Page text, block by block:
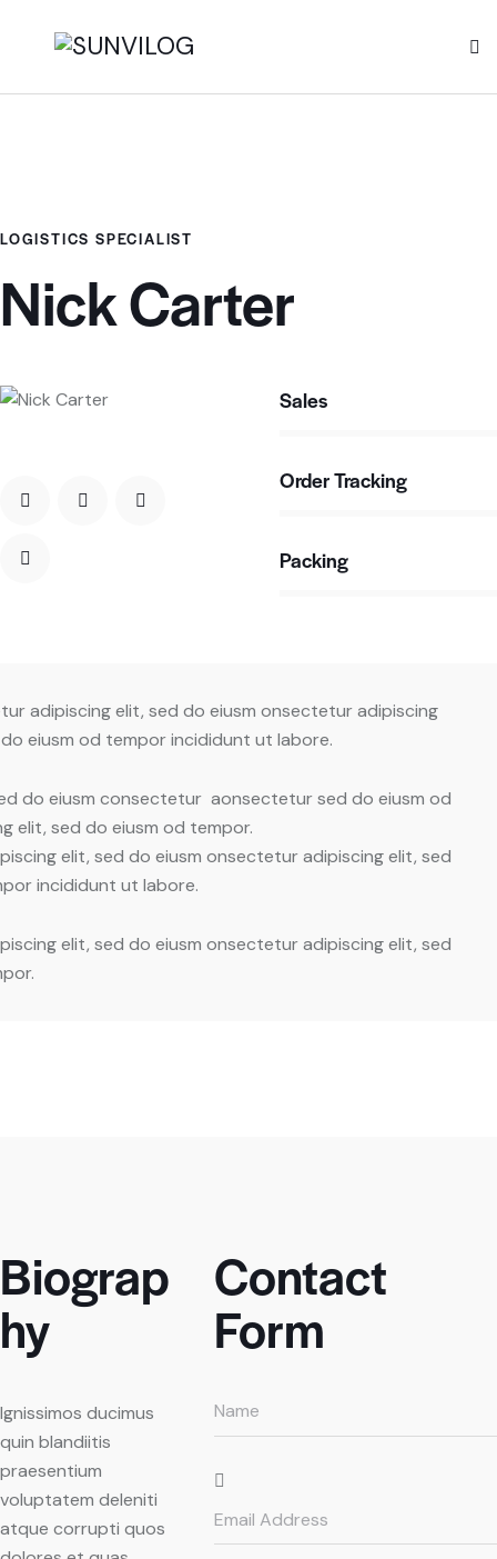
LOGISTICS SPECIALIST
Nick Carter
Sales
80%
Order Tracking
90%
Packing
adipiscing elit, sed do eiusm onsectetur adipiscing
eiusm od tempor incididunt ut labore.
do eiusm consectetur aonsectetur sed do eiusm od
elit, sed do eiusm od tempor.
elit, sed do eiusm onsectetur adipiscing elit, sed
incididunt ut labore.
elit, sed do eiusm onsectetur adipiscing elit, sed
Biograp
hy
Ignissimos ducimus
quin blandiitis
praesentium
voluptatem deleniti
atque corrupti quos
Contact
Form